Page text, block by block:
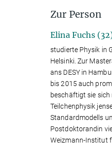
Zur Person
Elina Fuchs
studierte Physik in
Helsinki. Zur
ans DESY in
bis 2015 auch
beschäftigt sie
Teilchenphysik
Standardmodells
Postdoktorandin
Weizmann-Institut